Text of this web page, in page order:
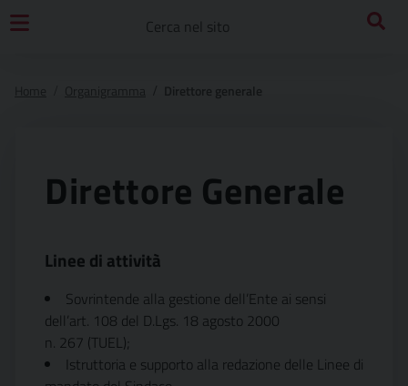
Direttore Generale
Linee di attività
Sovrintende alla gestione dell’Ente ai sensi
dell’art. 108 del D.Lgs. 18 agosto 2000
n. 267 (TUEL);
Istruttoria e supporto alla redazione delle Linee di